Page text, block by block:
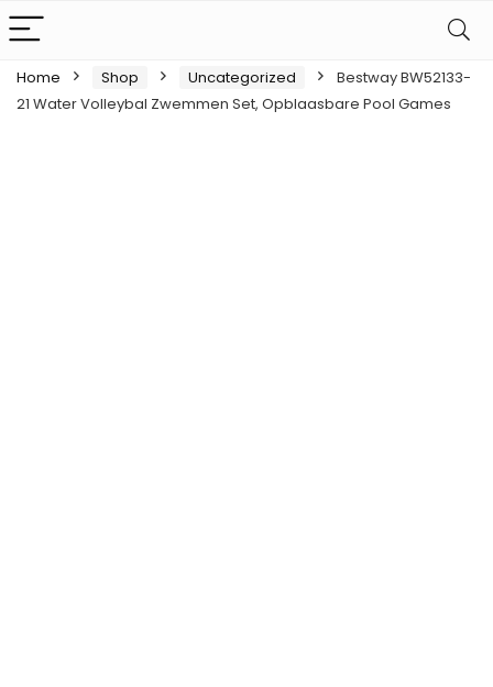
Home Shop Uncategorized
Bestway BW52133-
21 Water Volleybal Zwemmen Set, Opblaasbare Pool Games